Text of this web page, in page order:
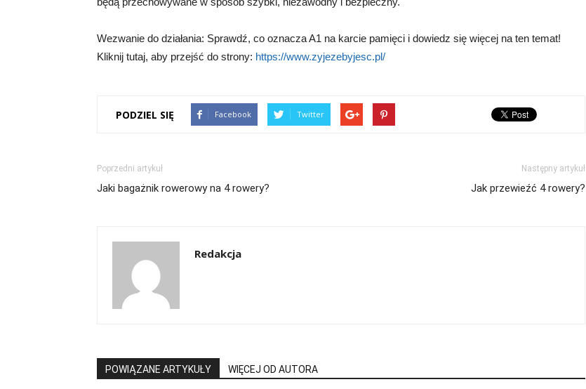
Wezwanie do działania: Sprawdź, co oznacza A1 na karcie pamięci i dowiedz się więcej na ten temat!
Kliknij tutaj, aby przejść do strony: https://www.zyjezebyjesc.pl/
PODZIEL SIĘ Facebook Twitter
Poprzedni artykuł
Jaki bagażnik rowerowy na 4 rowery?
Następny artykuł
Jak przewieźć 4 rowery?
Redakcja
POWIĄZANE ARTYKUŁY WIĘCEJ OD AUTORA